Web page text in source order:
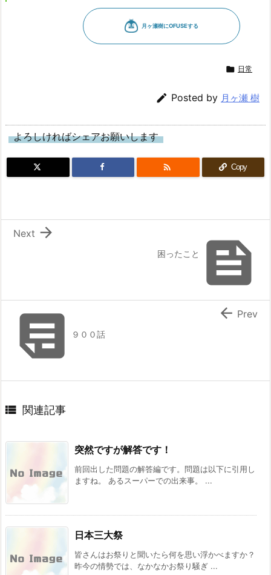
 日常
 Posted by 月ヶ瀬 樹
よろしければシェアお願いします
 Copy

困ったこと

Next
 ９００話
 Prev
 関連記事
突然ですが解答です！
前回出した問題の解答編です。問題は以下に引用し
ますね。 あるスーパーでの出来事。 ...
日本三大祭
皆さんはお祭りと聞いたら何を思い浮かべますか？
昨今の情勢では、なかなかお祭り騒ぎ ...